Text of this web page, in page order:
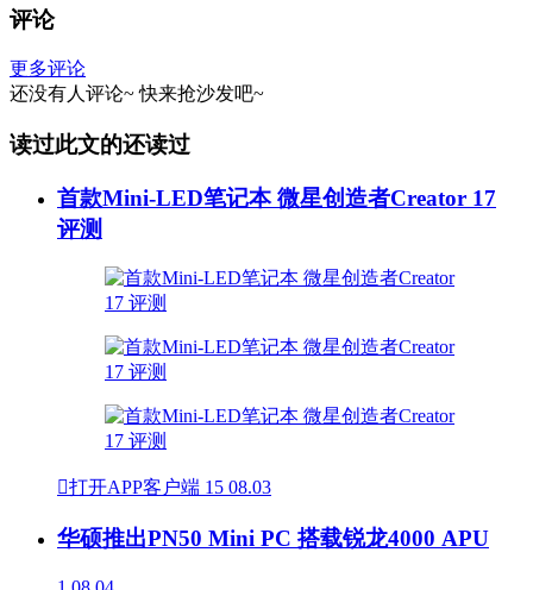
评论
更多评论
还没有人评论~ 快来抢沙发吧~
读过此文的还读过
首款Mini-LED笔记本 微星创造者Creator 17
评测
打开APP客户端 15 08.03
华硕推出PN50 Mini PC 搭载锐龙4000 APU